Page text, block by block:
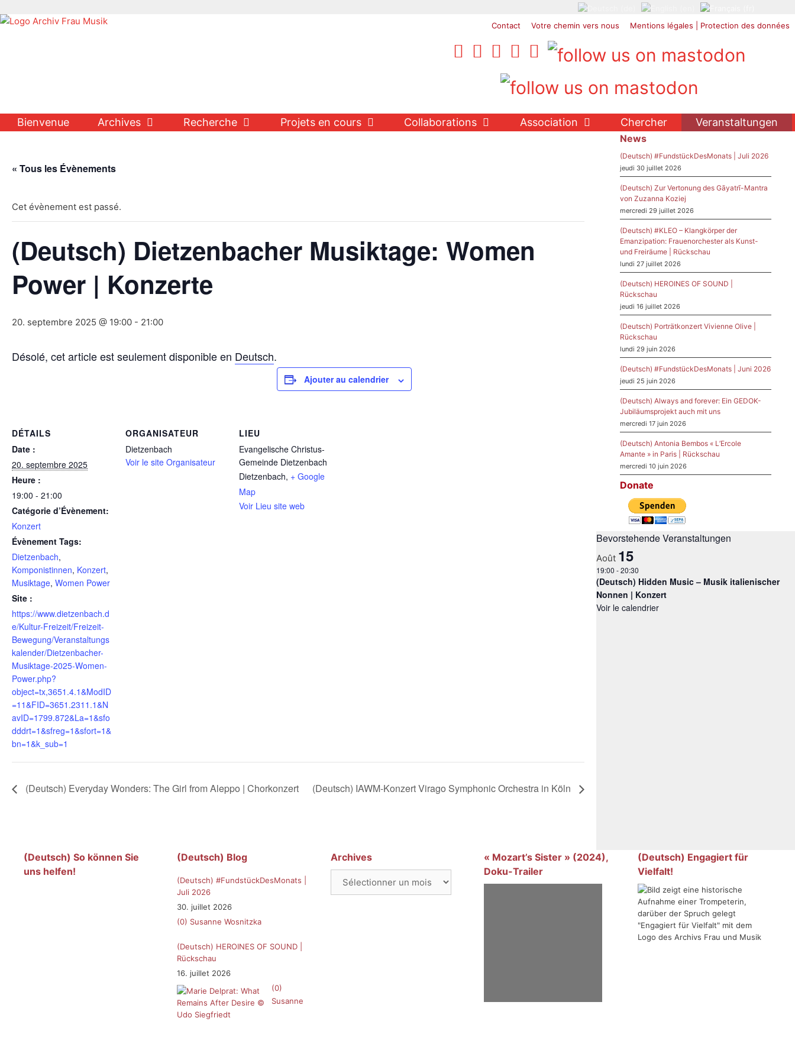
au
Contact Votre chemin vers nous Mentions légales | Protection des données
Bienvenue Archives Recherche Projets en cours Collaborations Association Chercher Veranstaltungen
« Tous les Évènements
Cet évènement est passé.
(Deutsch) Dietzenbacher Musiktage: Women
Power | Konzerte
20. septembre 2025 @ 19:00 - 21:00
Désolé, cet article est seulement disponible en Deutsch.
Ajouter au calendrier
DÉTAILS
Date :
20. septembre 2025
Heure :
19:00 - 21:00
Catégorie d’Évènement:
Konzert
Évènement Tags:
Dietzenbach,
Komponistinnen, Konzert,
Musiktage, Women Power
Site :
https://www.dietzenbach.d
e/Kultur-Freizeit/Freizeit-
Bewegung/Veranstaltungs
kalender/Dietzenbacher-
Musiktage-2025-Women-
Power.php?
object=tx,3651.4.1&ModID
=11&FID=3651.2311.1&N
avID=1799.872&La=1&sfo
dddrt=1&sfreg=1&sfort=1&
bn=1&k_sub=1
ORGANISATEUR
Dietzenbach
Voir le site Organisateur
LIEU
Evangelische Christus-
Gemeinde Dietzenbach
Dietzenbach, + Google
Map
Voir Lieu site web
(Deutsch) Everyday Wonders: The Girl from Aleppo | Chorkonzert (Deutsch) IAWM-Konzert Virago Symphonic Orchestra in Köln
News
(Deutsch) #FundstückDesMonats | Juli 2026
jeudi 30 juillet 2026
(Deutsch) Zur Vertonung des Gāyatrī-Mantra
von Zuzanna Koziej
mercredi 29 juillet 2026
(Deutsch) #KLEO – Klangkörper der
Emanzipation: Frauenorchester als Kunst-
und Freiräume | Rückschau
lundi 27 juillet 2026
(Deutsch) HEROINES OF SOUND |
Rückschau
jeudi 16 juillet 2026
(Deutsch) Porträtkonzert Vivienne Olive |
Rückschau
lundi 29 juin 2026
(Deutsch) #FundstückDesMonats | Juni 2026
jeudi 25 juin 2026
(Deutsch) Always and forever: Ein GEDOK-
Jubiläumsprojekt auch mit uns
mercredi 17 juin 2026
(Deutsch) Antonia Bembos « L’Ercole
Amante » in Paris | Rückschau
mercredi 10 juin 2026
Donate
Bevorstehende Veranstaltungen
Août 15
19:00 -20:30
(Deutsch) Hidden Music – Musik italienischer
Nonnen | Konzert
Voir le calendrier
(Deutsch) So können Sie
uns helfen!
(Deutsch) Blog
(Deutsch) #FundstückDesMonats |
Juli 2026
30. juillet 2026
(0) Susanne Wosnitzka
(Deutsch) HEROINES OF SOUND |
Rückschau
16. juillet 2026
(0)
Susanne
Archives
« Mozart’s Sister » (2024),
Doku-Trailer
(Deutsch) Engagiert für
Vielfalt!